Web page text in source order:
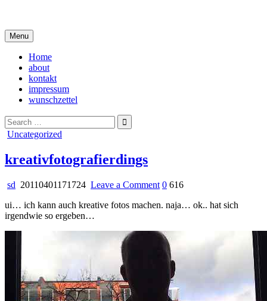
content
Menu
Home
about
kontakt
impressum
wunschzettel
Search
for:
Posted
Uncategorized
kreativfotografierdings
sd 20110401171724 Leave a Commenton
0 616
ui… ich kann auch kreative fotos machen. naja… ok.. hat sich
irgendwie so ergeben…